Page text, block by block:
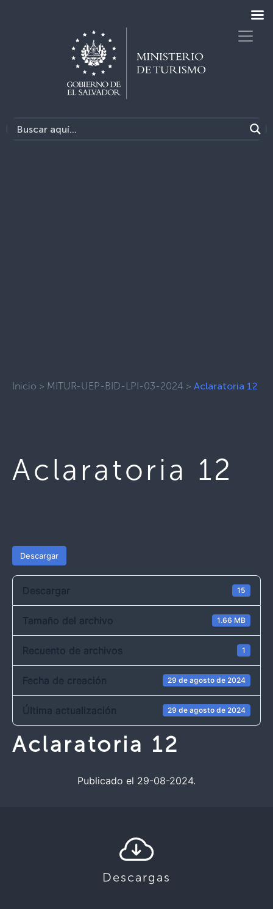
Inicio > MITUR-UEP-BID-LPI-03-2024 > Aclaratoria 12
Aclaratoria 12
Descargar
Descargar 15
Tamaño del archivo 1.66 MB
Recuento de archivos 1
Fecha de creación 29 de agosto de 2024
Última actualización 29 de agosto de 2024
Aclaratoria 12
Publicado el 29-08-2024.
Descargas